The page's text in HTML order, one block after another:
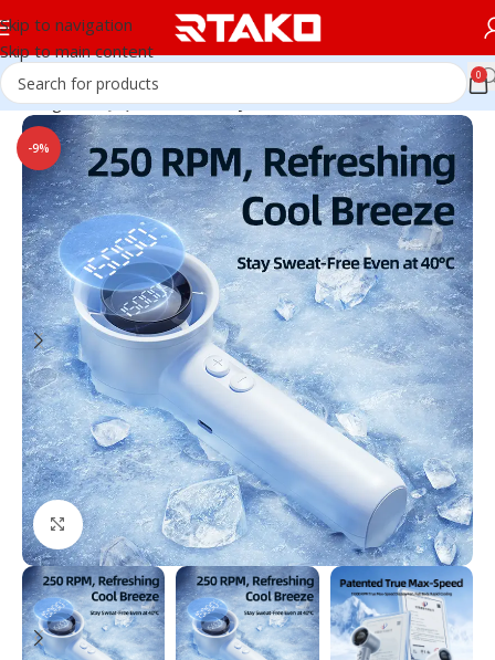
Skip to navigation
Skip to main content
0
Trang chủ Quạt Mini cầm tay
-9%
Click to enlarge